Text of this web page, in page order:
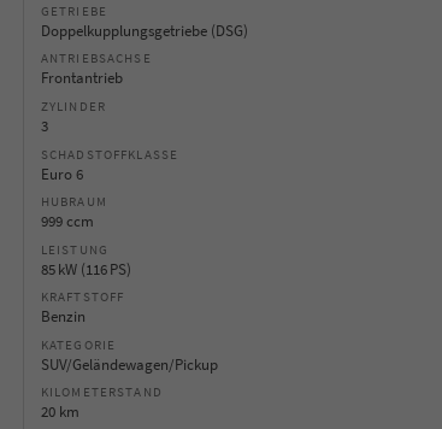
GETRIEBE
Doppelkupplungsgetriebe (DSG)
ANTRIEBSACHSE
Frontantrieb
ZYLINDER
3
SCHADSTOFFKLASSE
Euro 6
HUBRAUM
999 ccm
LEISTUNG
85 kW (116 PS)
KRAFTSTOFF
Benzin
KATEGORIE
SUV/Geländewagen/Pickup
KILOMETERSTAND
20 km